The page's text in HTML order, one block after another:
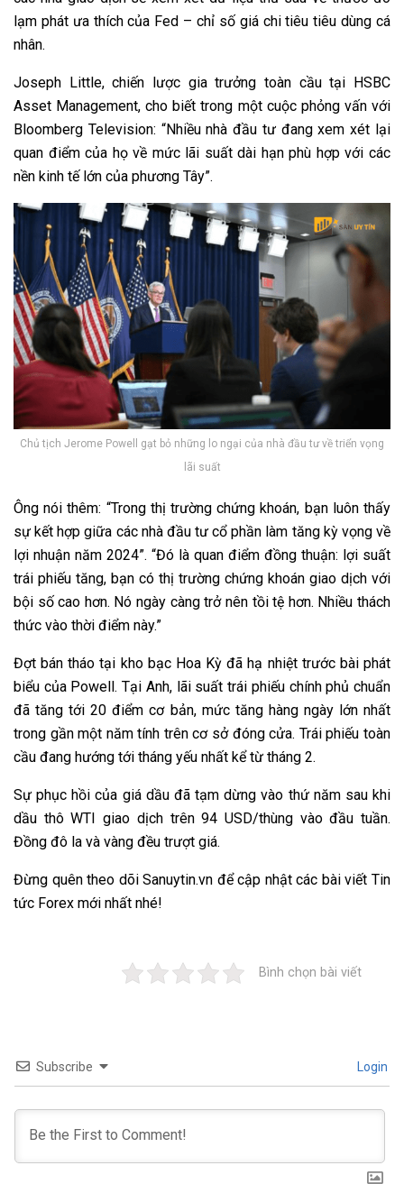
lạm phát ưa thích của Fed – chỉ số giá chi tiêu tiêu dùng cá
nhân.
Joseph Little, chiến lược gia trưởng toàn cầu tại HSBC
Asset Management, cho biết trong một cuộc phỏng vấn với
Bloomberg Television: “Nhiều nhà đầu tư đang xem xét lại
quan điểm của họ về mức lãi suất dài hạn phù hợp với các
nền kinh tế lớn của phương Tây”.
Chủ tịch Jerome Powell gạt bỏ những lo ngại của nhà đầu tư về triển vọng
lãi suất
Ông nói thêm: “Trong thị trường chứng khoán, bạn luôn thấy
sự kết hợp giữa các nhà đầu tư cổ phần làm tăng kỳ vọng về
lợi nhuận năm 2024”. “Đó là quan điểm đồng thuận: lợi suất
trái phiếu tăng, bạn có thị trường chứng khoán giao dịch với
bội số cao hơn. Nó ngày càng trở nên tồi tệ hơn. Nhiều thách
thức vào thời điểm này.”
Đợt bán tháo tại kho bạc Hoa Kỳ đã hạ nhiệt trước bài phát
biểu của Powell. Tại Anh, lãi suất trái phiếu chính phủ chuẩn
đã tăng tới 20 điểm cơ bản, mức tăng hàng ngày lớn nhất
trong gần một năm tính trên cơ sở đóng cửa. Trái phiếu toàn
cầu đang hướng tới tháng yếu nhất kể từ tháng 2.
Sự phục hồi của giá dầu đã tạm dừng vào thứ năm sau khi
dầu thô WTI giao dịch trên 94 USD/thùng vào đầu tuần.
Đồng đô la và vàng đều trượt giá.
Đừng quên theo dõiSanuytin.vn để cập nhật các bài viếtTin
tức Forex mới nhất nhé!
Bình chọn bài viết
Subscribe Login